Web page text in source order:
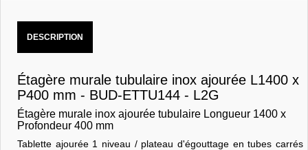
DESCRIPTION
Étagère murale tubulaire inox ajourée L1400 x
P400 mm - BUD-ETTU144 - L2G
Étagère murale inox ajourée tubulaire Longueur 1400 x
Profondeur 400 mm
Tablette ajourée 1 niveau / plateau d'égouttage en tubes carrés